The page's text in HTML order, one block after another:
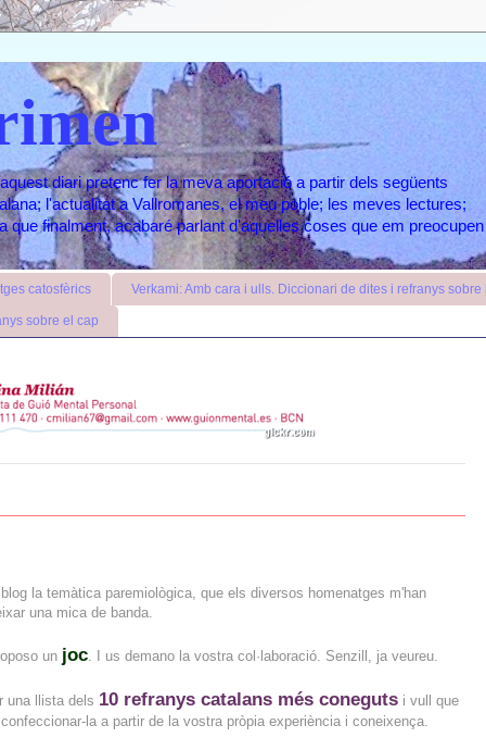
diari pretenc fer la meva aportació a partir dels següents
l'actualitat a Vallromanes, el meu poble; les meves lectures;
que finalment, acabaré parlant d'aquelles coses que em preocupen
catosfèrics Verkami: Amb cara i ulls. Diccionari de dites i refranys sobre
sobre el cap
la temàtica paremiològica, que els diversos homenatges m'han
una mica de banda.
un joc . I us demano la vostra col·laboració. Senzill, ja veureu.
una llista dels 10 refranys catalans més coneguts i vull que
la a partir de la vostra pròpia experiència i coneixença.